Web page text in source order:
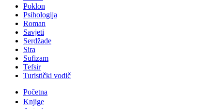
Poklon
Psihologija
Roman
Savjeti
Serdžade
Sira
Sufizam
Tefsir
Turistički vodič
Početna
Knjige